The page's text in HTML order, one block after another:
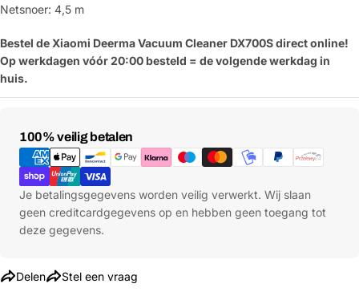
Netsnoer: 4,5 m
Bestel de Xiaomi Deerma Vacuum Cleaner DX700S direct online!
Op werkdagen vóór 20:00 besteld = de volgende werkdag in
huis.
100% veilig betalen
Betaalmethoden
Je betalingsgegevens worden veilig verwerkt. Wij slaan
geen creditcardgegevens op en hebben geen toegang tot
deze gegevens.
Delen
Deel dit product
Stel een vraag
Jouw
naam
Jouw
email
telefoon